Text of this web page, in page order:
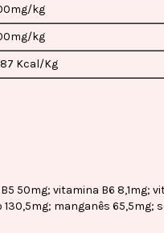
kg
kg
Kcal/Kg
50mg; vitamina B6 8,1mg;
manganês 65,5mg;